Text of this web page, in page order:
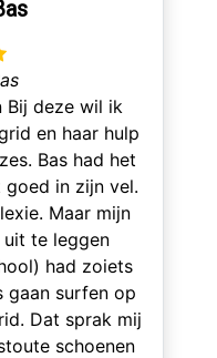
Bij deze wil ik
en haar hulp
Bas had het
in zijn vel.
Maar mijn
te leggen
had zoiets
gaan surfen op
Dat sprak mij
schoenen